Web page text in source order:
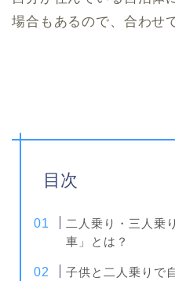
場合もあるので、合わせ
目次
二人乗り・三人乗
車」とは？
子供と二人乗りで